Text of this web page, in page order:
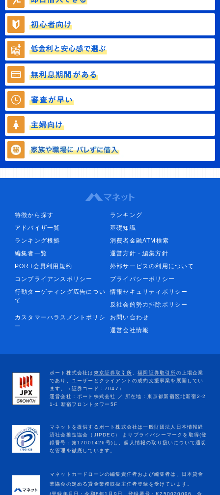
特徴から探す
ランキング
アドバイザ一覧
基礎知識
ランキング根拠
消費者金融ATM検索
編集者一覧
運営方針・編集方針
PORT会員利用規約
外部サービスの利用について
コンプライアンスポリシー
プライバシーポリシー
行動ターゲティング広告につい
て
情報セキュリティポリシー
反社会的勢力排除ポリシー
カスタマーハラスメントポリシ
ー
お問い合わせ
運営会社情報
マネットカードローンの編集責任者および編集者は、日本貸金
業協会の定める貸金業務取扱主任者登録を受けています。
(登録年月日：令和8年1月9日、登録番号：K250020096、合